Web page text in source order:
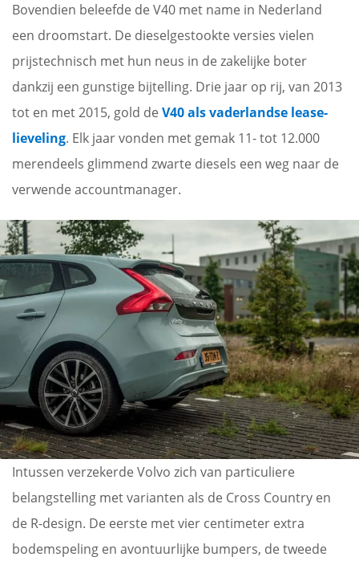
Bovendien beleefde de V40 met name in Nederland
een droomstart. De dieselgestookte versies vielen
prijstechnisch met hun neus in de zakelijke boter
dankzij een gunstige bijtelling. Drie jaar op rij, van 2013
tot en met 2015, gold de V40 als vaderlandse lease-
lieveling. Elk jaar vonden met gemak 11- tot 12.000
merendeels glimmend zwarte diesels een weg naar de
verwende accountmanager.
Intussen verzekerde Volvo zich van particuliere
belangstelling met varianten als de Cross Country en
de R-design. De eerste met vier centimeter extra
bodemspeling en avontuurlijke bumpers, de tweede